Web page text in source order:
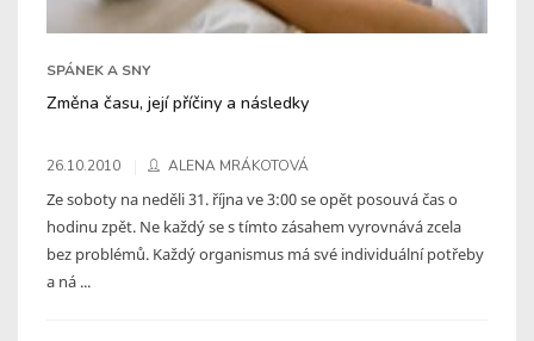
SPÁNEK A SNY
Změna času, její příčiny a následky
26.10.2010 ALENA MRÁKOTOVÁ
Ze soboty na neděli 31. října ve 3:00 se opět posouvá čas o
hodinu zpět. Ne každý se s tímto zásahem vyrovnává zcela
bez problémů. Každý organismus má své individuální potřeby
a ná ...